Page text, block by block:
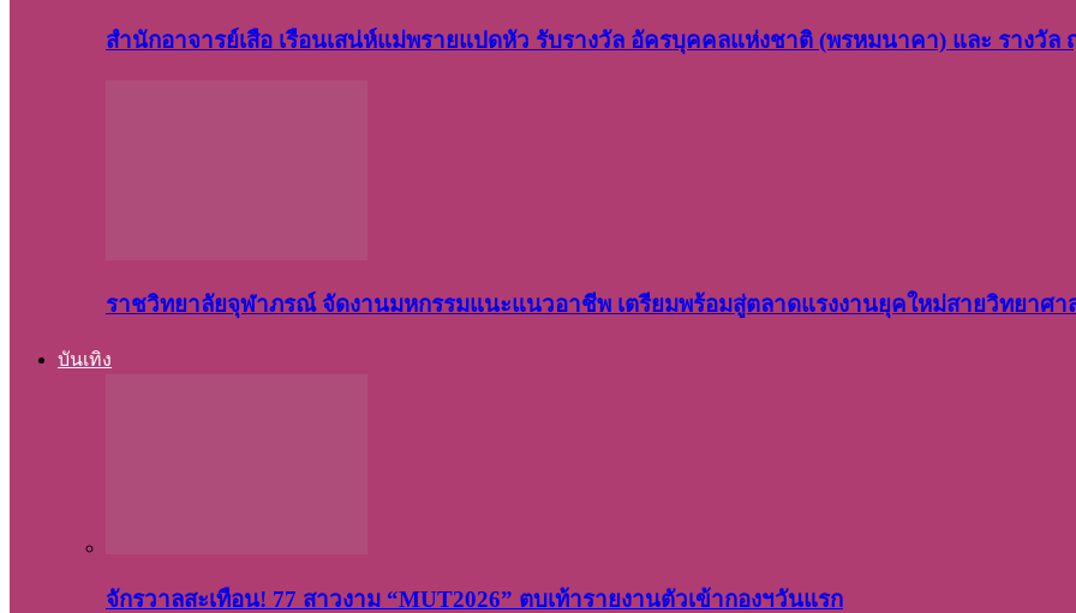
สำนักอาจารย์เสือ เรือนเสน่ห์แม่พรายแปดหัว รับรางวัล อัครบุคคลแห่งชาติ (พรหมนาคา) และ รางวัล
ราชวิทยาลัยจุฬาภรณ์ จัดงานมหกรรมแนะแนวอาชีพ เตรียมพร้อมสู่ตลาดแรงงานยุคใหม่สายวิทยาศ
บันเทิง
จักรวาลสะเทือน! 77 สาวงาม “MUT2026” ตบเท้ารายงานตัวเข้ากองฯวันแรก